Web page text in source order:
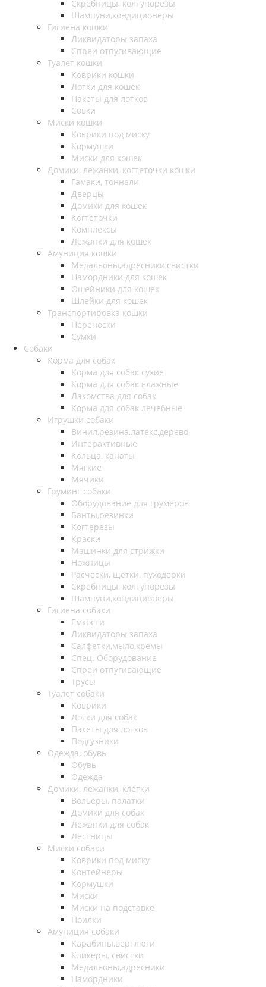
Скребницы, колтунорезы
Шампуни,кондиционеры
Гигиена кошки
Ликвидаторы запаха
Спреи отпугивающие
Туалет кошки
Коврики кошки
Лотки для кошек
Пакеты для лотков
Совки
Миски кошки
Коврики под миску
Кормушки
Миски для кошек
Домики, лежанки, когтеточки кошки
Гамаки, тоннели
Дверцы
Домики для кошек
Когтеточки
Комплексы
Лежанки для кошек
Амуниция кошки
Медальоны,адресники,свистки
Намордники для кошек
Ошейники для кошек
Шлейки для кошек
Транспортировка кошки
Переноски
Сумки
Собаки
Корма для собак
Корма для собак сухие
Корма для собак влажные
Лакомства для собак
Корма для собак лечебные
Игрушки собаки
Винил,резина,латекс,дерево
Интерактивные
Кольца, канаты
Мягкие
Мячики
Груминг собаки
Оборудование для грумеров
Банты,резинки
Когтерезы
Краски
Машинки для стрижки
Ножницы
Расчески, щетки, пуходерки
Скребницы, колтунорезы
Шампуни,кондиционеры
Гигиена собаки
Емкости
Ликвидаторы запаха
Салфетки,мыло,кремы
Спец. Оборудование
Спреи отпугивающие
Трусы
Туалет собаки
Коврики
Лотки для собак
Пакеты для лотков
Подгузники
Одежда, обувь
Обувь
Одежда
Домики, лежанки, клетки
Вольеры, палатки
Домики для собак
Лежанки для собак
Лестницы
Миски собаки
Коврики под миску
Контейнеры
Кормушки
Миски
Миски на подставке
Поилки
Амуниция собаки
Карабины,вертлюги
Кликеры, свистки
Медальоны,адресники
Намордники